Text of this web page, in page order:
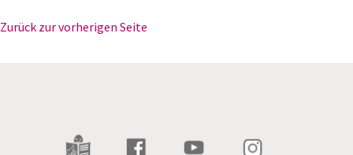
Zurück zur vorherigen Seite